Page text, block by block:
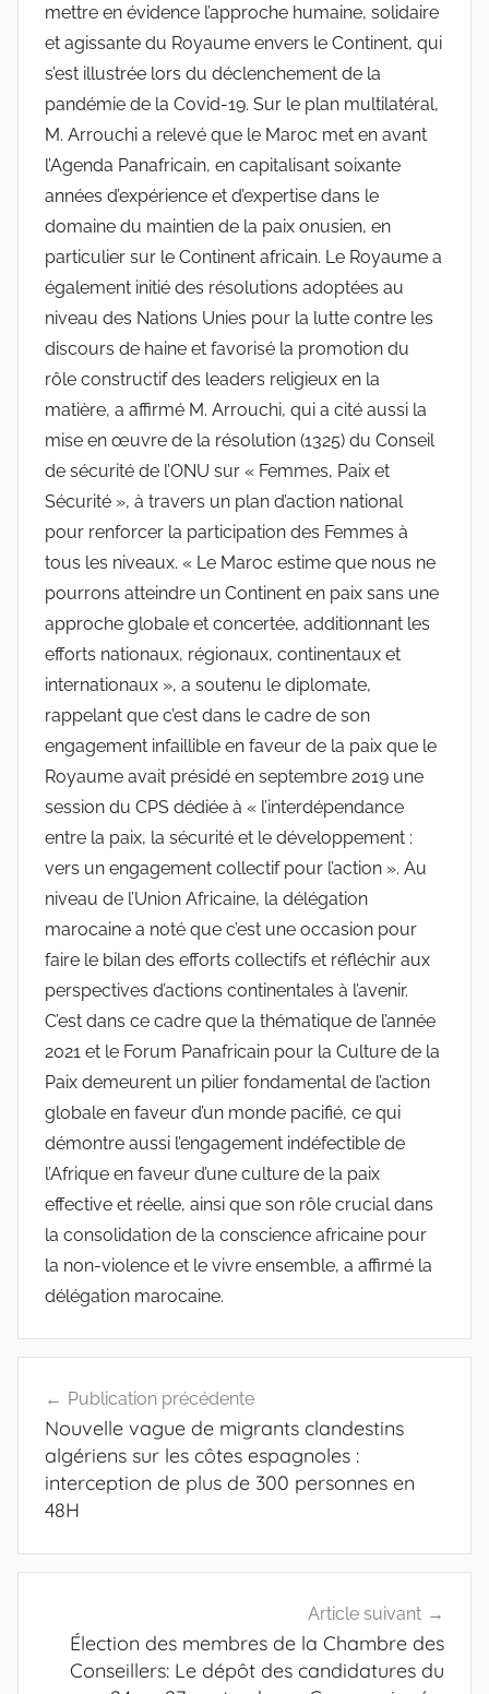
mettre en évidence l’approche humaine, solidaire
et agissante du Royaume envers le Continent, qui
s’est illustrée lors du déclenchement de la
pandémie de la Covid-19. Sur le plan multilatéral,
M. Arrouchi a relevé que le Maroc met en avant
l’Agenda Panafricain, en capitalisant soixante
années d’expérience et d’expertise dans le
domaine du maintien de la paix onusien, en
particulier sur le Continent africain. Le Royaume a
également initié des résolutions adoptées au
niveau des Nations Unies pour la lutte contre les
discours de haine et favorisé la promotion du
rôle constructif des leaders religieux en la
matière, a affirmé M. Arrouchi, qui a cité aussi la
mise en œuvre de la résolution (1325) du Conseil
de sécurité de l’ONU sur « Femmes, Paix et
Sécurité », à travers un plan d’action national
pour renforcer la participation des Femmes à
tous les niveaux. « Le Maroc estime que nous ne
pourrons atteindre un Continent en paix sans une
approche globale et concertée, additionnant les
efforts nationaux, régionaux, continentaux et
internationaux », a soutenu le diplomate,
rappelant que c’est dans le cadre de son
engagement infaillible en faveur de la paix que le
Royaume avait présidé en septembre 2019 une
session du CPS dédiée à « l’interdépendance
entre la paix, la sécurité et le développement :
vers un engagement collectif pour l’action ». Au
niveau de l’Union Africaine, la délégation
marocaine a noté que c’est une occasion pour
faire le bilan des efforts collectifs et réfléchir aux
perspectives d’actions continentales à l’avenir.
C’est dans ce cadre que la thématique de l’année
2021 et le Forum Panafricain pour la Culture de la
Paix demeurent un pilier fondamental de l’action
globale en faveur d’un monde pacifié, ce qui
démontre aussi l’engagement indéfectible de
l’Afrique en faveur d’une culture de la paix
effective et réelle, ainsi que son rôle crucial dans
la consolidation de la conscience africaine pour
la non-violence et le vivre ensemble, a affirmé la
délégation marocaine.
de
l’article
Publication précédente
Nouvelle vague de migrants clandestins
algériens sur les côtes espagnoles :
interception de plus de 300 personnes en
48H
Article suivant
Élection des membres de la Chambre des
Conseillers: Le dépôt des candidatures du